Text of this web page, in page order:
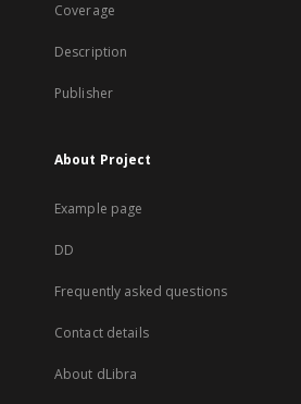
Coverage
Description
Publisher
About Project
Example page
DD
Frequently asked questions
Contact details
About dLibra